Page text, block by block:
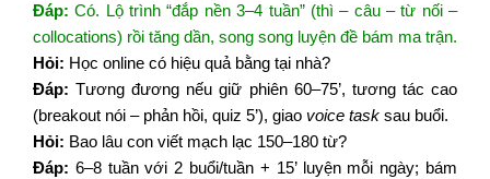
Đáp: Có. Lộ trình “đắp nền 3–4 tuần” (thì – câu – từ nối –
collocations) rồi tăng dần, song song luyện đề bám ma trận.
Hỏi: Học online có hiệu quả bằng tại nhà?
Đáp: Tương đương nếu giữ phiên 60–75’, tương tác cao
(breakout nói – phản hồi, quiz 5’), giao voice task sau buổi.
Hỏi: Bao lâu con viết mạch lạc 150–180 từ?
Đáp: 6–8 tuần với 2 buổi/tuần + 15’ luyện mỗi ngày; bám